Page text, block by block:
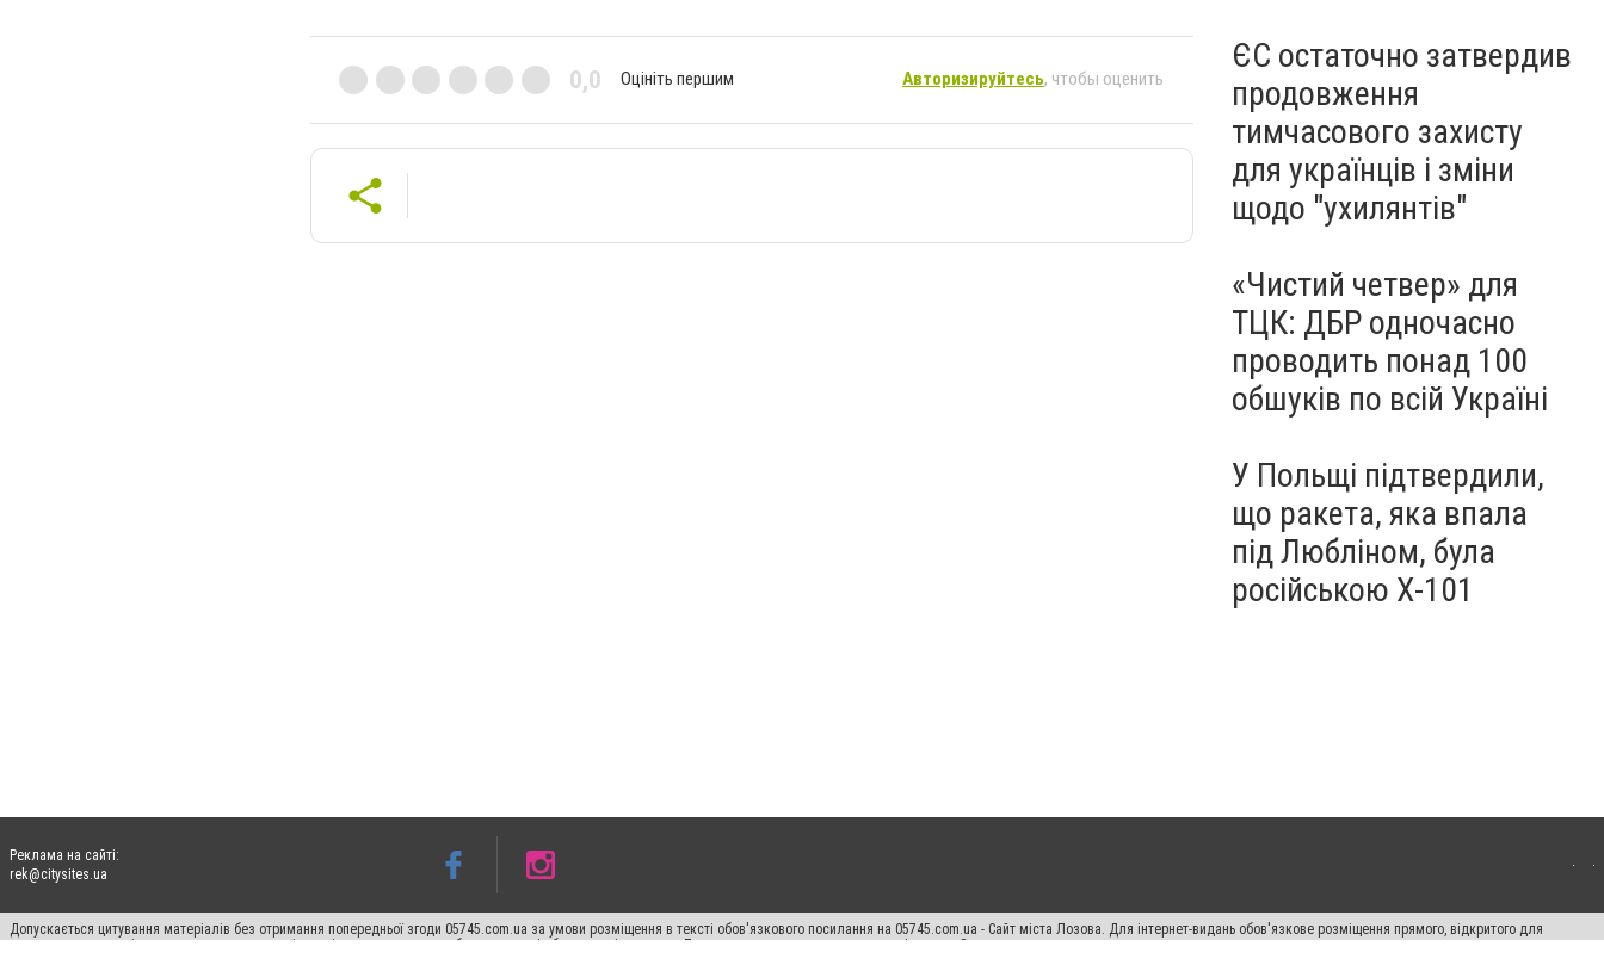
0,0 Оцініть першим Авторизируйтесь, чтобы оценить
ЄС остаточно затвердив
продовження
тимчасового захисту
для українців і зміни
щодо "ухилянтів"
«Чистий четвер» для
ТЦК: ДБР одночасно
проводить понад 100
обшуків по всій Україні
У Польщі підтвердили,
що ракета, яка впала
під Любліном, була
російською Х-101
Реклама на сайті:
rek@citysites.ua
Допускається цитування матеріалів без отримання попередньої згоди 05745.com.ua за умови розміщення в тексті обов'язкового посилання на 05745.com.ua - Сайт міста Лозова. Для інтернет-видань обов'язкове розміщення прямого, відкритого для
пошукових систем гіперпосилання на цитовані статті не нижче другого абзацу в тексті або в якості джерела. Порушення виняткових прав переслідується Законом.